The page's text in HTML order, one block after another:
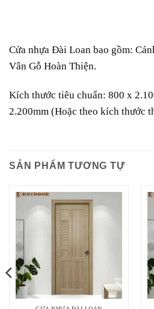
Cửa nhựa Đài Loan bao gồm:
Vân Gỗ Hoàn Thiện.
Kích thước tiêu chuẩn: 800 x
2.200mm (Hoặc theo kích thước
SẢN PHẨM TƯƠNG TỰ